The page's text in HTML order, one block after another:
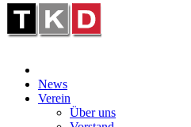
News
Verein
Über uns